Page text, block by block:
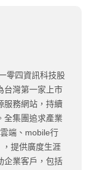
零四資訊科技股
台灣第一家上市
服務網站，持續
全集團追求產業
端、mobile行
提供廣度生涯
企業客戶，包括